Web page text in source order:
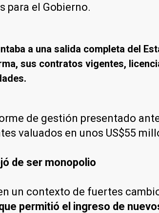
para el Gobierno.
a una salida completa del
sus contratos vigentes,
de gestión presentado
valuados en unos US$55
de ser monopolio
un contexto de fuertes
permitió el ingreso de